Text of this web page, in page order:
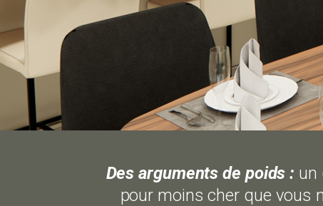
Des arguments de poids : un
pour moins cher que vous